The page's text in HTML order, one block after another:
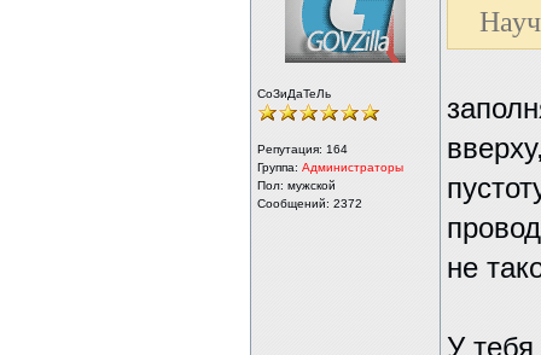
СоЗиДаТеЛь
Репутация: 164
Группа: Администраторы
Пол: мужской
Сообщений: 2372
не
У тебя